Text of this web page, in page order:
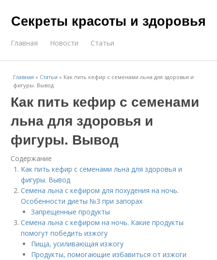
Секреты красоты и здоровья
Главная Новости Статьи
Главная » Статьи » Как пить кефир с семенами льна для здоровья и
фигуры. Вывод
Как пить кефир с семенами
льна для здоровья и
фигуры. Вывод
Содержание
Как пить кефир с семенами льна для здоровья и
фигуры. Вывод
Семена льна с кефиром для похудения на ночь.
Особенности диеты №3 при запорах
Запрещенные продукты
Семена льна с кефиром на ночь. Какие продукты
помогут победить изжогу
Пища, усиливающая изжогу
Продукты, помогающие избавиться от изжоги